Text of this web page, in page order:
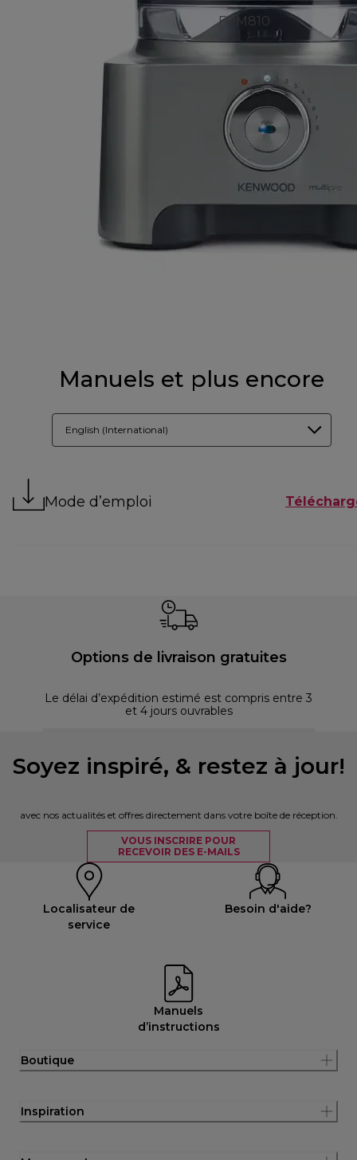
FPM810
Manuels et plus encore
English (International)
Mode d’emploi
Options de livraison gratuites
Le délai d’expédition estimé est compris entre 3
et 4 jours ouvrables
Soyez inspiré, & restez à jour!
avec nos actualités et offres directement dans votre boîte de réception.
VOUS INSCRIRE POUR
RECEVOIR DES E-MAILS
Localisateur de
service
Besoin d'aide?
Manuels
d’instructions
Boutique
Inspiration